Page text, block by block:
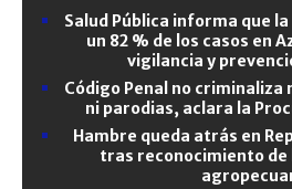
Salud Pública informa que
un 82 % de los casos en
vigilancia y
Código Penal no
ni parodias, aclara la
Hambre queda atrás en
tras reconocimiento de